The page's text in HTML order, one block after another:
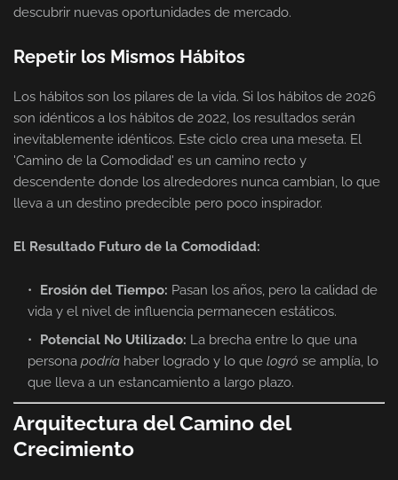
descubrir nuevas oportunidades de mercado.
Repetir los Mismos Hábitos
Los hábitos son los pilares de la vida. Si los hábitos de 2026
son idénticos a los hábitos de 2022, los resultados serán
inevitablemente idénticos. Este ciclo crea una meseta. El
'Camino de la Comodidad' es un camino recto y
descendente donde los alrededores nunca cambian, lo que
lleva a un destino predecible pero poco inspirador.
El Resultado Futuro de la Comodidad:
Erosión del Tiempo: Pasan los años, pero la calidad de
vida y el nivel de influencia permanecen estáticos.
Potencial No Utilizado: La brecha entre lo que una
persona podría haber logrado y lo que logró se amplía, lo
que lleva a un estancamiento a largo plazo.
Arquitectura del Camino del
Crecimiento